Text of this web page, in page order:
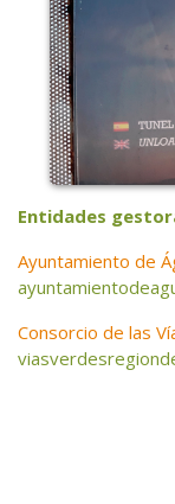
Entidades
Ayuntamiento de
Consorcio de las